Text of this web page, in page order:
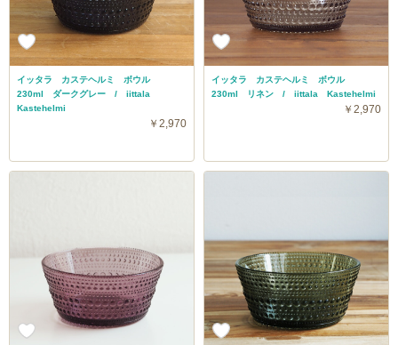
イッタラ カステヘルミ ボウル
230ml ダークグレー / iittala
Kastehelmi
￥2,970
イッタラ カステヘルミ ボウル
230ml リネン / iittala Kastehelmi
￥2,970